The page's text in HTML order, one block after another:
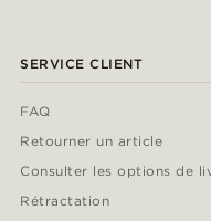
SERVICE CLIENT
FAQ
Retourner un article
Consulter les options de
Rétractation